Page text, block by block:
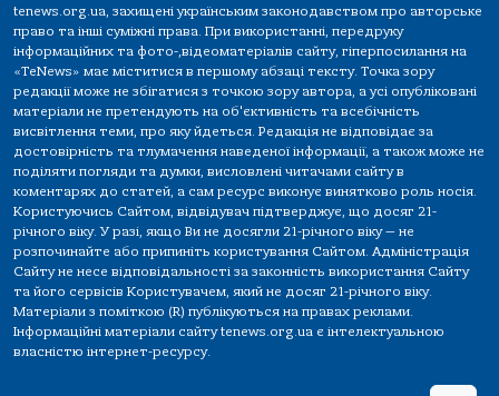
tenews.org.ua, захищені українським законодавством про авторське
право та інші суміжні права. При використанні, передруку
інформаційних та фото-,відеоматеріалів сайту, гіперпосилання на
«TeNews» має міститися в першому абзаці тексту. Точка зору
редакції може не збігатися з точкою зору автора, а усі опубліковані
матеріали не претендують на об'єктивність та всебічність
висвітлення теми, про яку йдеться. Редакція не відповідає за
достовірність та тлумачення наведеної інформації, а також може не
поділяти погляди та думки, висловлені читачами сайту в
коментарях до статей, а сам ресурс виконує винятково роль носія.
Користуючись Сайтом, відвідувач підтверджує, що досяг 21-
річного віку. У разі, якщо Ви не досягли 21-річного віку — не
розпочинайте або припиніть користування Сайтом. Адміністрація
Сайту не несе відповідальності за законність використання Сайту
та його сервісів Користувачем, який не досяг 21-річного віку.
Матеріали з поміткою (R) публікуються на правах реклами.
Інформаційні матеріали сайту tenews.org.ua є інтелектуальною
власністю інтернет-ресурсу.